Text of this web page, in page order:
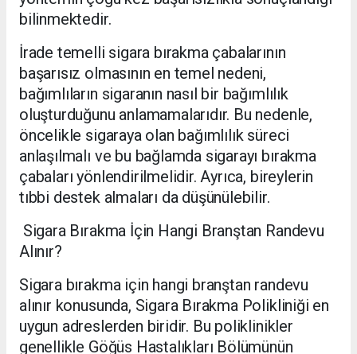
bilinmektedir.
İrade temelli sigara bırakma çabalarının
başarısız olmasının en temel nedeni,
bağımlıların sigaranın nasıl bir bağımlılık
oluşturduğunu anlamamalarıdır. Bu nedenle,
öncelikle sigaraya olan bağımlılık süreci
anlaşılmalı ve bu bağlamda sigarayı bırakma
çabaları yönlendirilmelidir. Ayrıca, bireylerin
tıbbi destek almaları da düşünülebilir.
Sigara Bırakma İçin Hangi Branştan Randevu
Alınır?
Sigara bırakma için hangi branştan randevu
alınır konusunda, Sigara Bırakma Polikliniği en
uygun adreslerden biridir. Bu poliklinikler
genellikle Göğüs Hastalıkları Bölümünün